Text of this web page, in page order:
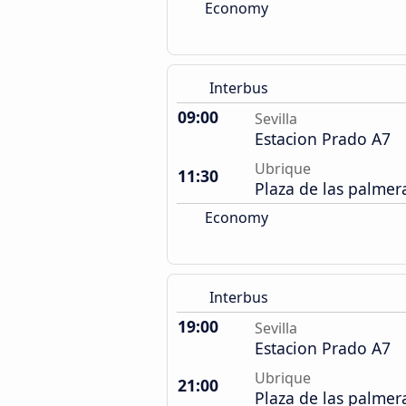
Economy
Interbus
09:00 Sevilla
Estacion Prado A7
11:30
Ubrique
Plaza de las
Economy
Interbus
19:00 Sevilla
Estacion Prado A7
21:00
Ubrique
Plaza de las